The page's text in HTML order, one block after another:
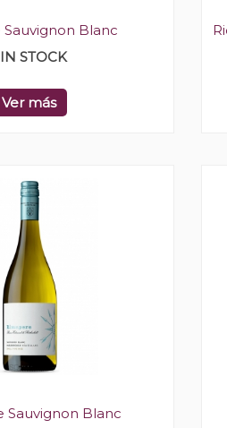
Blanc
STOCK
Ver más
Sauvignon Blanc